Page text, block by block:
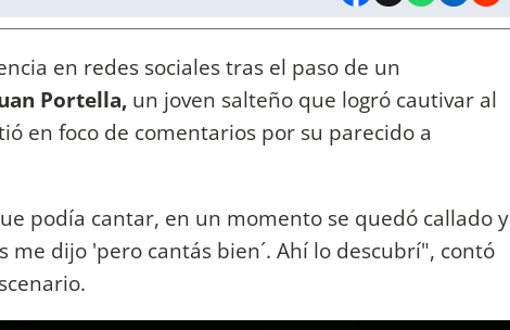
en redes sociales tras el paso de un
Portella, un joven salteño que logró cautivar al
en foco de comentarios por su parecido a
podía cantar, en un momento se quedó callado y
me dijo 'pero cantás bien´. Ahí lo descubrí", contó